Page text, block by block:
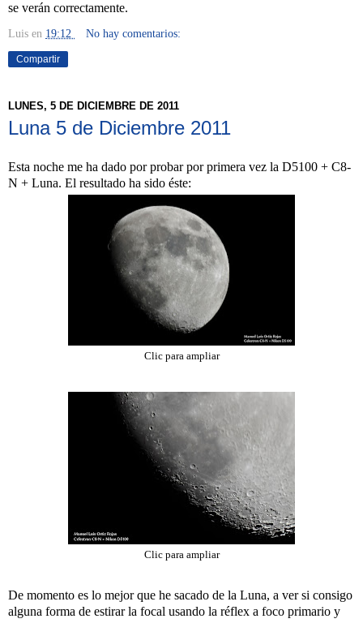
se verán correctamente.
Luis en 19:12 No hay comentarios:
Compartir
LUNES, 5 DE DICIEMBRE DE 2011
Luna 5 de Diciembre 2011
Esta noche me ha dado por probar por primera vez la D5100 + C8-
N + Luna. El resultado ha sido éste:
Clic para ampliar
Clic para ampliar
De momento es lo mejor que he sacado de la Luna, a ver si consigo
alguna forma de estirar la focal usando la réflex a foco primario y